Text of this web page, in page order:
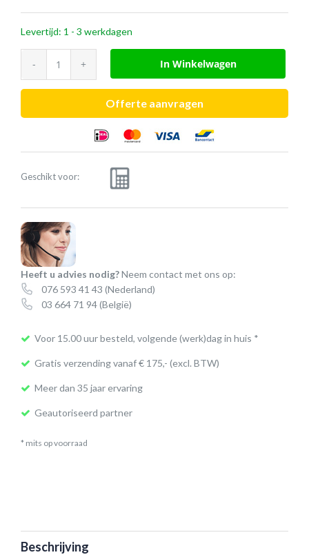
Levertijd: 1 - 3 werkdagen
EncorePro
aantal
In Winkelwagen
Offerte aanvragen
Geschikt voor:
Heeft u advies nodig?Neem contact met ons op:
076 593 41 43 (Nederland)
03 664 71 94(België)
Voor 15.00 uur besteld, volgende (werk)dag in huis *
Gratis verzending vanaf € 175,- (excl. BTW)
Meer dan 35 jaar ervaring
Geautoriseerd partner
* mits op voorraad
Beschrijving